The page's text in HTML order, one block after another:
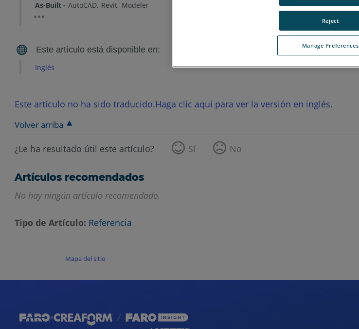
As-Built
AutoCAD Revit Modeler
Inglés
Este artículo no ha sido traducido.Haga clic aquí para ver la versión en inglés.
Volver arriba
¿Le ha resultado útil este artículo? Sí No
Artículos recomendados
No hay ningún artículo recomendado.
Tipo de Artículo Referencia
Mapa del sitio
Manage Preferences
Reject